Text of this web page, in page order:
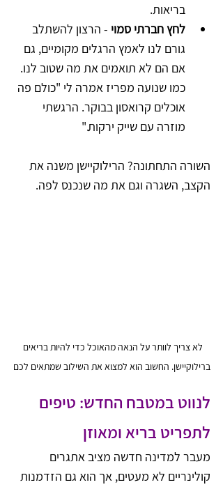
בריאות.
לחץ חברתי סמוי - הרצון להשתלב
גורם לנו לאמץ הרגלים מקומיים, גם
אם הם לא תואמים את מה שטוב לנו.
כמו שנועה מפריז אמרה לי "כולם פה
אוכלים קרואסון בבוקר. הרגשתי
מוזרה עם שייק ירקות."
השורה התחתונה? הרילוקיישן משנה את
הקצב, השגרה וגם את מה שנכנס לפה.
לא צריך לוותר על הנאה מהאוכל כדי להיות בריאים
ברילוקיישן. החשוב הוא למצוא את השילוב שמתאים לכם
לנווט במטבח החדש: טיפים
לתפריט בריא ומאוזן
מעבר למדינה חדשה מציב אתגרים
קולינריים לא מעטים, אך הוא גם הזדמנות